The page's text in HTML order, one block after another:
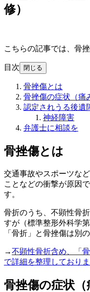
修）
こちらの記事では、骨
目次 閉じる
骨挫傷とは
骨挫傷の症状（痛
認定されうる後遺
神経障害
弁護士に相談を
骨挫傷とは
交通事故やスポーツな
ことなどの衝撃が原因で
す。
骨折のうち、不顕性骨
すが（標準整形外科学
「骨折」と骨挫傷は別
→不顕性骨折含め、「
で詳細を整理しておりま
骨挫傷の症状（